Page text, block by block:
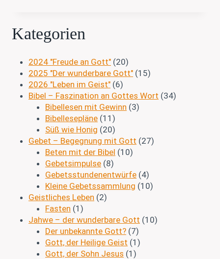
Kategorien
2024 "Freude an Gott" (20)
2025 "Der wunderbare Gott" (15)
2026 "Leben im Geist" (6)
Bibel – Faszination an Gottes Wort (34)
Bibellesen mit Gewinn (3)
Bibellesepläne (11)
Süß wie Honig (20)
Gebet – Begegnung mit Gott (27)
Beten mit der Bibel (10)
Gebetsimpulse (8)
Gebetsstundenentwürfe (4)
Kleine Gebetssammlung (10)
Geistliches Leben (2)
Fasten (1)
Jahwe – der wunderbare Gott (10)
Der unbekannte Gott? (7)
Gott, der Heilige Geist (1)
Gott, der Sohn Jesus (1)